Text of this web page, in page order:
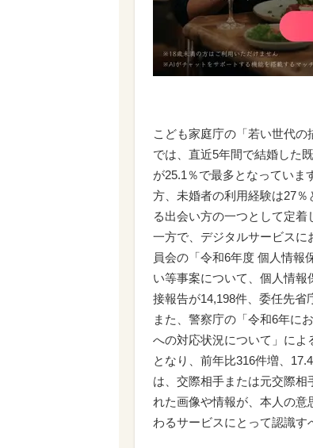
こども家庭庁の「若い世代
では、直近5年間で結婚した
が25.1％で最多となっていま
方、未婚者の利用経験は27
る出会い方の一つとして定着
一方で、デジタルサービス
員会の「令和6年度 個人情報
い等事案について、個人情
接報告が14,198件、委任先省
また、警察庁の「令和6年に
への対応状況について」によ
となり、前年比316件増、
は、交際相手または元交際相
れた画像や情報が、本人の
わるサービスにとって認識す